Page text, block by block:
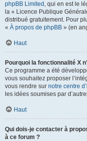
phpBB Limited , qui en est le
la « Licence Publique
distribué gratuitement. Pour
« À propos de phpBB » (en
Haut
Pourquoi la fonctionnalité X
Ce programme a été
vous souhaitez proposer
vous rendre sur notre centre
les idées soumises par
Haut
Qui dois-je contacter à
à ce forum ?